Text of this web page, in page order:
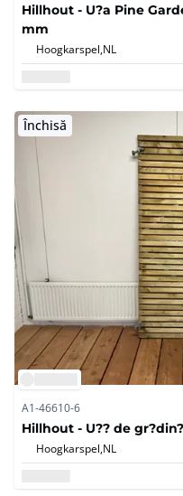
Hillhout - U?a Pine
mm
Hoogkarspel,NL
Închisă
A1-46610-6
Hillhout - U?? de
Hoogkarspel,NL